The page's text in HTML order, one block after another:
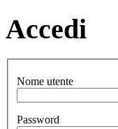
Accedi
Nome utente
Password